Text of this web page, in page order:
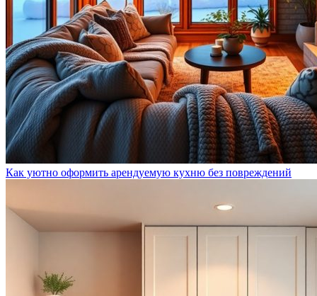
Как уютно оформить арендуемую кухню без повреждений